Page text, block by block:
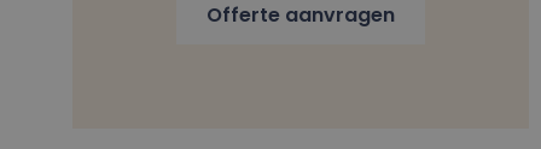
Offerte aanvragen